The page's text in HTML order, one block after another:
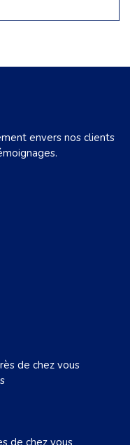
envers nos clients
de chez vous
de chez vous